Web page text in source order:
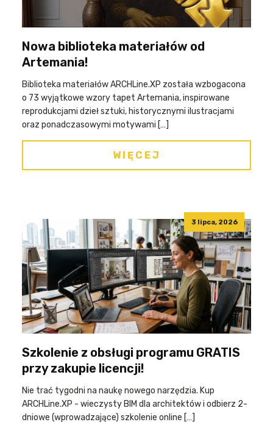
Nowa biblioteka materiałów od
Artemania!
Biblioteka materiałów ARCHLine.XP została wzbogacona
o 73 wyjątkowe wzory tapet Artemania, inspirowane
reprodukcjami dzieł sztuki, historycznymi ilustracjami
oraz ponadczasowymi motywami […]
WIĘCEJ
3 lipca, 2026
Szkolenie z obsługi programu GRATIS
przy zakupie licencji!
Nie trać tygodni na naukę nowego narzędzia. Kup
ARCHLine.XP - wieczysty BIM dla architektów i odbierz 2-
dniowe (wprowadzające) szkolenie online […]